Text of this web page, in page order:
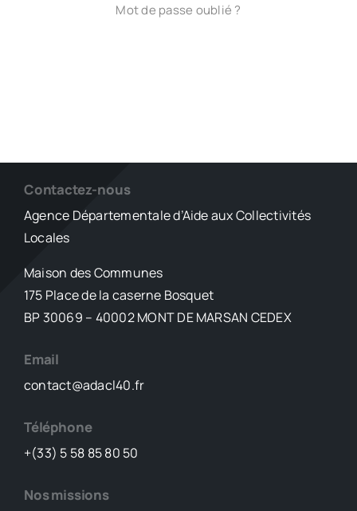
Mot de passe oublié ?
Contactez-nous
Agence Départementale d’Aide aux Collectivités
Locales
Maison des Communes
175 Place de la caserne Bosquet
BP 30069 – 40002 MONT DE MARSAN CEDEX
Email
contact@adacl40.fr
Téléphone
+(33) 5 58 85 80 50
Nos missions